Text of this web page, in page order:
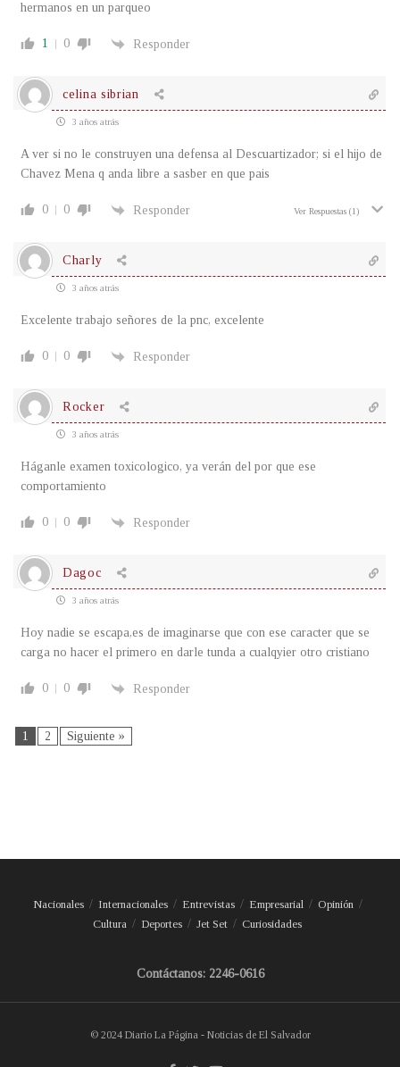
hermanos en un parqueo
1 0 Responder
celina sibrian
3 años atrás
A ver si no le construyen una defensa al Descuartizador; si el hijo de
Chavez Mena q anda libre a sasber en que pais
0 0 Responder Ver Respuestas (1)
Charly
3 años atrás
Excelente trabajo señores de la pnc, excelente
0 0 Responder
Rocker
3 años atrás
Háganle examen toxicologico, ya verán del por que ese
comportamiento
0 0 Responder
Dagoc
3 años atrás
Hoy nadie se escapa,es de imaginarse que con ese caracter que se
carga no hacer el primero en darle tunda a cualqyier otro cristiano
0 0 Responder
1 2 Siguiente »
Nacionales Internacionales Entrevistas Empresarial
Opinión
Cultura
Deportes Jet Set Curiosidades
Contáctanos: 2246-0616
© 2024 Diario La Página - Noticias de El Salvador